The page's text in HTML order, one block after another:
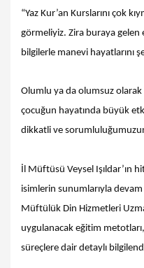
“Yaz Kur’an Kurslarını çok
görmeliyiz. Zira buraya gelen
bilgilerle manevi hayatlarını
Olumlu ya da olumsuz olarak
çocuğun hayatında büyük
dikkatli ve
İl Müftüsü Veysel Işıldar’ın
isimlerin sunumlarıyla
Müftülük Din Hizmetleri
uygulanacak eğitim
süreçlere dair detaylı